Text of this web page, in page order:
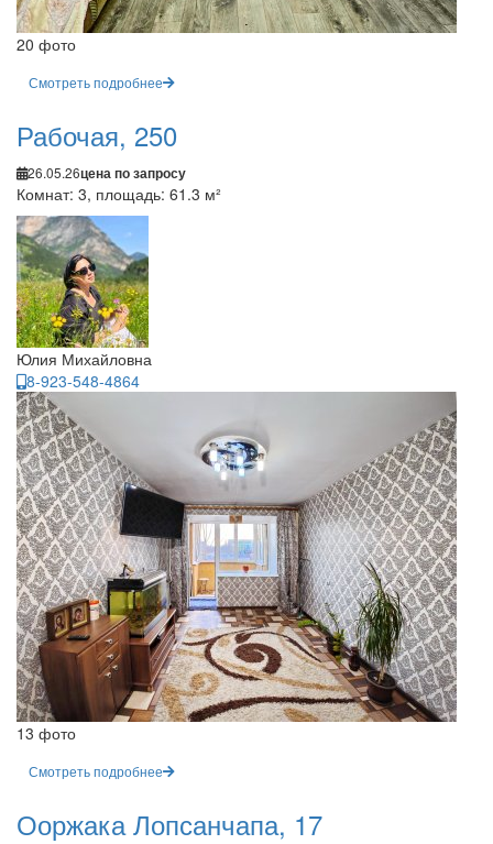
20 фото
Смотреть подробнее
Рабочая, 250
26.05.26цена по запросу
Комнат: 3, площадь: 61.3 м²
Юлия Михайловна
8-923-548-4864
13 фото
Смотреть подробнее
Ооржака Лопсанчапа, 17